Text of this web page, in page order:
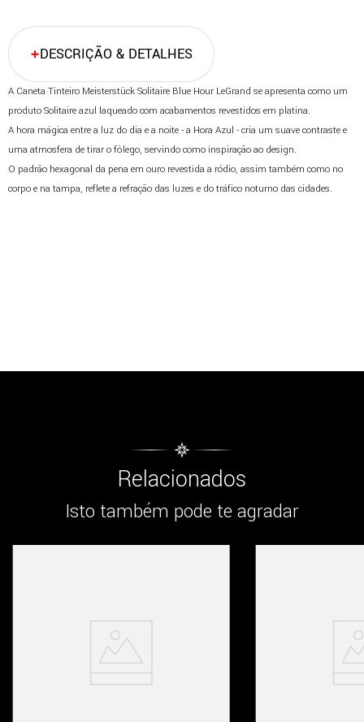
DESCRIÇÃO & DETALHES
A Caneta Tinteiro Meisterstück Solitaire Blue Hour LeGrand se apresenta como um
produto Solitaire azul laqueado com acabamentos revestidos em platina.
A hora mágica entre a luz do dia e a noite - a Hora Azul - cria um suave contraste e
uma atmosfera de tirar o fôlego, servindo como inspiração ao design.
O padrão hexagonal da pena em ouro revestida a ródio, assim também como no
corpo e na tampa, reflete a refração das luzes e do tráfico noturno das cidades.
Relacionados
Isto também pode te agradar